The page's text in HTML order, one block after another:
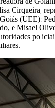
Cirqueira,
(UEE);
e Misael